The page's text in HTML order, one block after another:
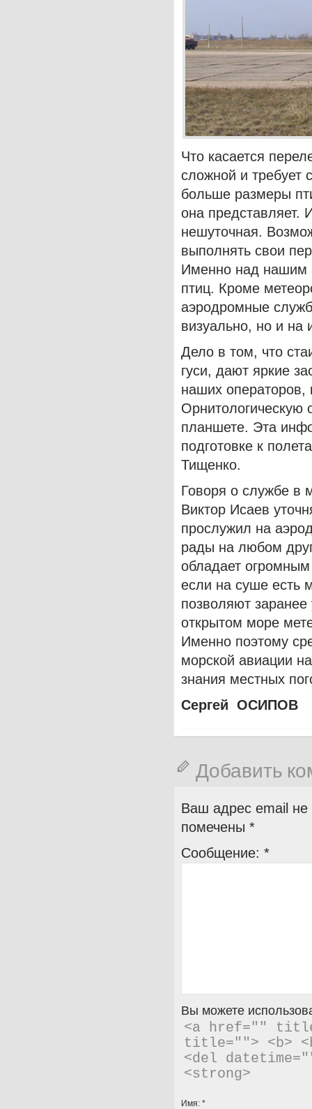
Что касается
сложной и требует
больше размеры
она представляет.
нешуточная.
выполнять свои
Именно над нашим
птиц. Кроме
аэродромные
визуально, но и на
Дело в том, что
гуси, дают яркие
наших операторов,
Орнитологическую
планшете. Эта
подготовке к
Тищенко.
Говоря о службе в
Виктор Исаев
прослужил на
рады на любом
обладает
если на суше есть
позволяют
открытом море
Именно поэтому
морской авиации
знания местных
Сергей ОСИПОВ
Добавить
Ваш адрес email не
помечены *
Сообщение: *
Вы можете
<a href=""
title=""> <b>
<del
<strong>
Имя: *